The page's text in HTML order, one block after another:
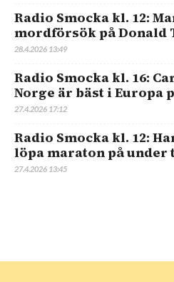
Radio Smocka kl. 12:
mordförsök på Donald
28.4.2026 13:49
Radio Smocka kl. 16:
Norge är bäst i Europa
27.4.2026 17:12
Radio Smocka kl. 12:
löpa maraton på under
27.4.2026 13:45